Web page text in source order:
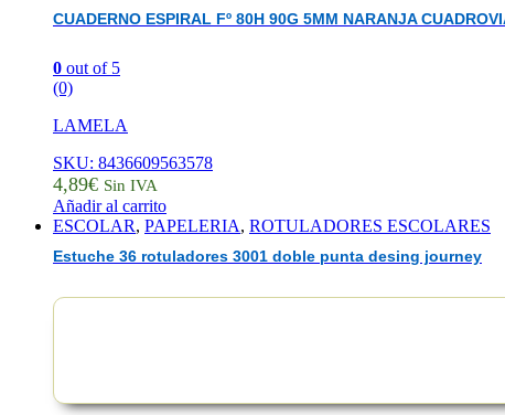
CUADERNO ESPIRAL Fº 80H 90G 5MM NARANJA
0 out of 5
(0)
LAMELA
SKU: 8436609563578
4,89€ Sin IVA
Añadir al carrito
ESCOLAR, PAPELERIA, ROTULADORES ESCOLARES
Estuche 36 rotuladores 3001 doble punta desing journey